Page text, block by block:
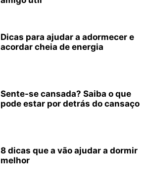
Dicas para ajudar a adormecer e
acordar cheia de energia
Sente-se cansada? Saiba o que
pode estar por detrás do cansaço
8 dicas que a vão ajudar a dormir
melhor